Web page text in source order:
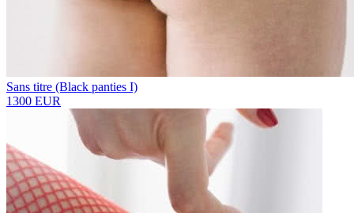
Sans titre (Black panties I)
1300 EUR